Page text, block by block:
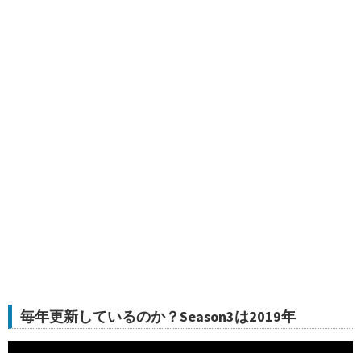
毎年更新しているのか？Season3は2019年